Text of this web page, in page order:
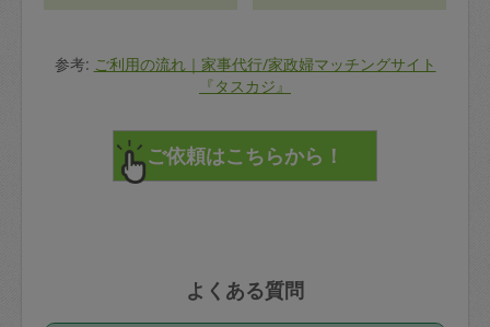
参考: ご利用の流れ｜家事代行/家政婦マッチングサイト
『タスカジ』
よくある質問